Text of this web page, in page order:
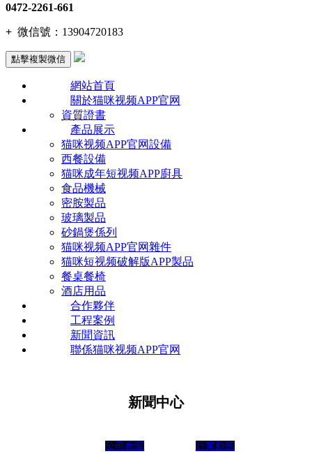
0472-2261-661
+ 微信號： 13904720183
點擊複製微信
網站首頁
關於猫咪视频APP官网
資質證書
產品展示
猫咪视频APP官网設備
西餐設備
猫咪成年短视频APP廚具
食品機械
密胺製品
玻璃製品
砂鍋煲係列
猫咪视频APP官网雜件
猫咪短视频破解版APP製品
餐桌餐椅
酒店用品
合作夥伴
工程案例
新聞資訊
聯係猫咪视频APP官网
新聞中心
公司新聞 行業動態